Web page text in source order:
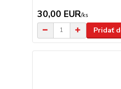
30,00 EUR/ks
Pridať